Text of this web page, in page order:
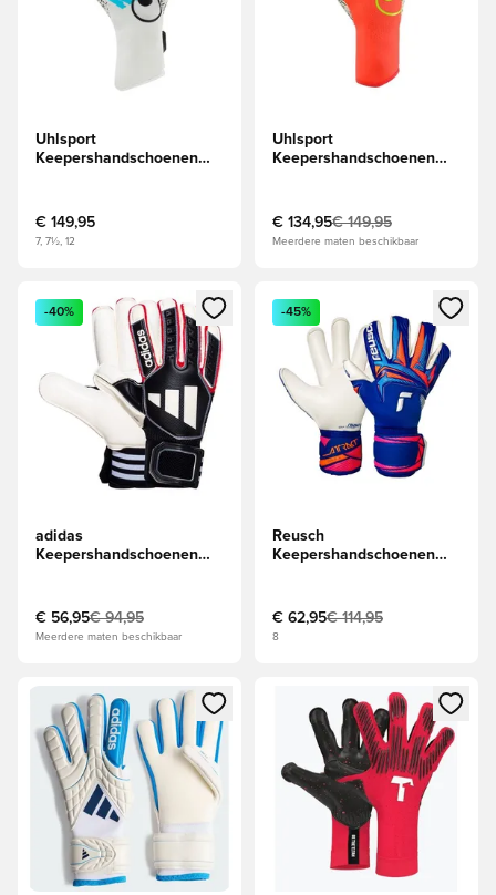
Uhlsport
Keepershandschoenen
Surround - Wit/Cyber
Blue/Zwart
€ 149,95
7, 7½, 12
Uhlsport
Keepershandschoenen
Rood/Wit/Fluo Yellow
€ 134,95€ 149,95
Meerdere maten beschikbaar
Opent een venster om in te loggen of je aan te melden als
-40%
adidas
Keepershandschoenen
€ 56,95€ 94,95
Meerdere maten beschikbaar
Opent een venster om in te
-45%
Reusch
Keepershandschoenen
€ 62,95€ 114,95
8
Opent een venster om in te loggen of je aan te melden als
Opent een venster om in te